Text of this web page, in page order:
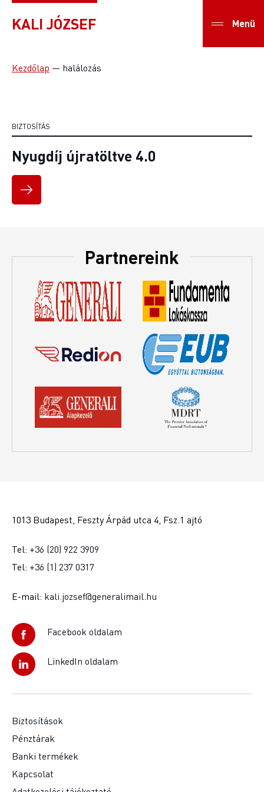
KALI JÓZSEF Menü
Kezdőlap — halálozás
BIZTOSÍTÁS
Nyugdíj újratöltve 4.0
Partnereink
1013 Budapest, Feszty Árpád utca 4, Fsz.1 ajtó
Tel: +36 (20) 922 3909
Tel: +36 (1) 237 0317
E-mail: kali.jozsef@generalimail.hu
Facebook oldalam
LinkedIn oldalam
Biztosítások
Pénztárak
Banki termékek
Kapcsolat